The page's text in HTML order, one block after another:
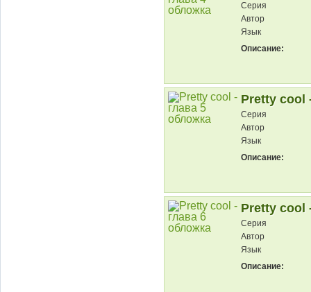
Серия
Автор
Язык
Описание:
Pretty cool
Серия
Автор
Язык
Описание:
Pretty cool
Серия
Автор
Язык
Описание: